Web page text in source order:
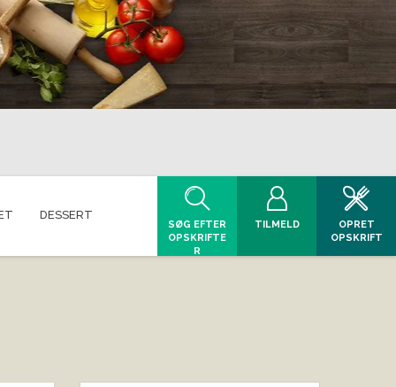
DESSERT
SØG EFTER
OPSKRIFTE
R
TILMELD
OPRET
OPSKRIFT